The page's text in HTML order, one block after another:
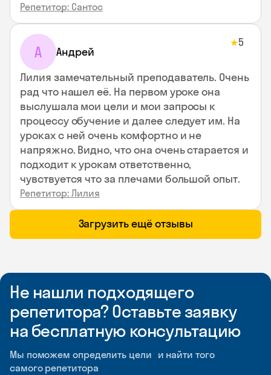
Репетитор: Сантос
А Андрей
★5
Лилия замечательный преподаватель. Очень
рад что нашел её. На первом уроке она
выслушала мои цели и мои запросы к
процессу обучение и далее следует им. На
уроках с ней очень комфортно и не
напряжно. Видно, что она очень старается и
подходит к урокам ответственно,
чувствуется что за плечами большой опыт.
Репетитор: Лилия
Загрузить ещё отзывы
Не нашли подходящего
репетитора? Оставьте заявку
на бесплатную консультацию
Мы поможем определить цели и найти того
самого репетитора